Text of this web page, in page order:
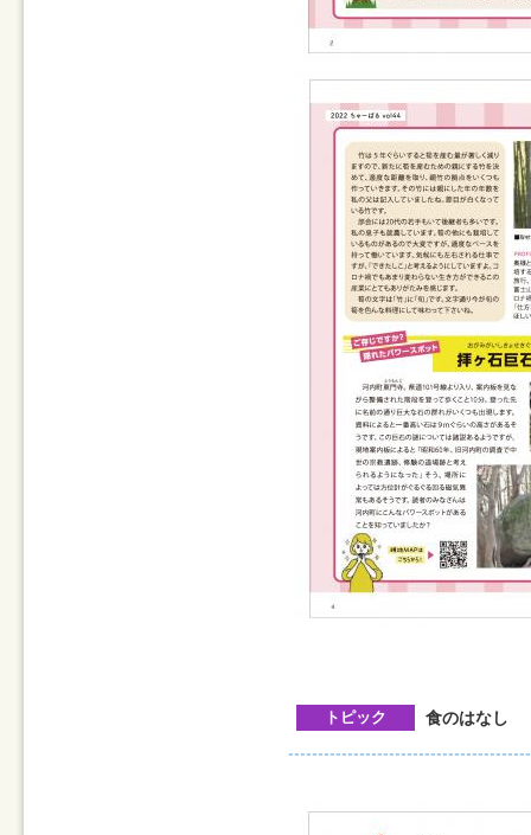
トピック 食のはなし